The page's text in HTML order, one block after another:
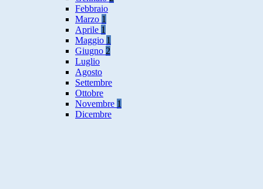
Febbraio
Marzo 1
Aprile 1
Maggio 1
Giugno 2
Luglio
Agosto
Settembre
Ottobre
Novembre 1
Dicembre